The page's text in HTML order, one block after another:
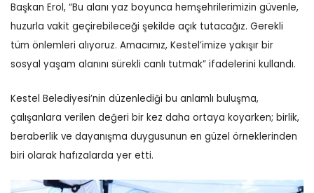
Başkan Erol, “Bu alanı yaz boyunca hemşehrilerimizin güvenle,
huzurla vakit geçirebileceği şekilde açık tutacağız. Gerekli
tüm önlemleri alıyoruz. Amacımız, Kestel’imize yakışır bir
sosyal yaşam alanını sürekli canlı tutmak” ifadelerini kullandı.
Kestel Belediyesi’nin düzenlediği bu anlamlı buluşma,
çalışanlara verilen değeri bir kez daha ortaya koyarken; birlik,
beraberlik ve dayanışma duygusunun en güzel örneklerinden
biri olarak hafızalarda yer etti.